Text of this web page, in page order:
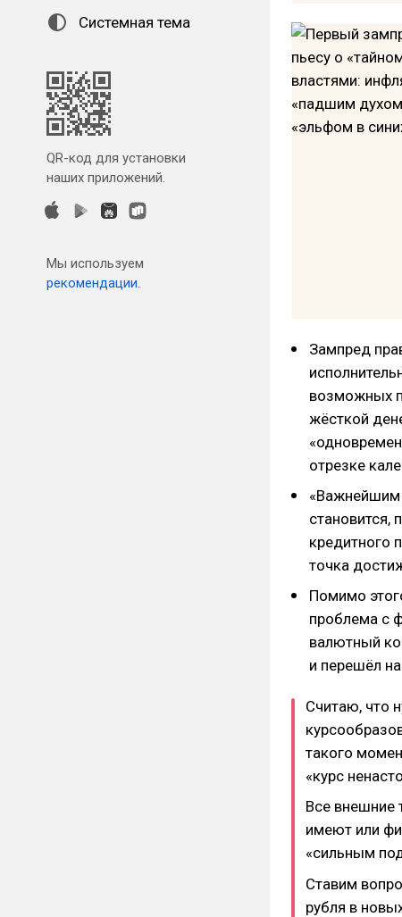
Системная тема
QR-код для установки
наших приложений.
Мы используем
рекомендации.
Зампред
возможных
жёсткой
отрезке
«Важнейшим
становится,
кредитного
точка
Помимо
проблема с
валютный
и перешёл
Считаю, что
такого
«курс
Все внешние
имеют или
«сильным
Ставим
рубля в